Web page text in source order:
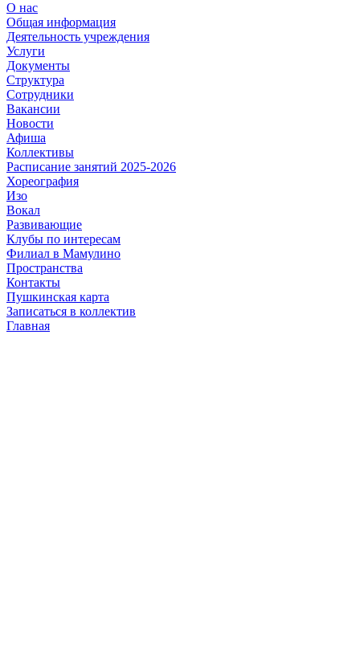
О нас
Общая информация
Деятельность учреждения
Услуги
Документы
Структура
Сотрудники
Вакансии
Новости
Афиша
Коллективы
Расписание занятий 2025-2026
Хореография
Изо
Вокал
Развивающие
Клубы по интересам
Филиал в Мамулино
Пространства
Контакты
Пушкинская карта
Записаться в коллектив
Главная